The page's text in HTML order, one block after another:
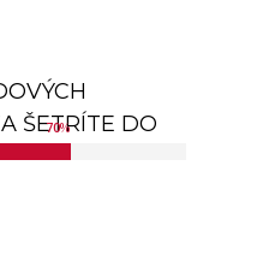
ŠETRÍTE DO
70%